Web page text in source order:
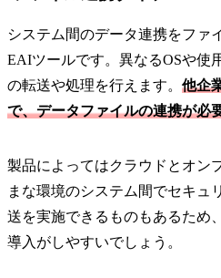
システム間のデータ連携をファ
EAIツールです。異なるOSや使
の転送や処理を行えます。 他企
で、データファイルの連携が必
製品によってはクラウドとオン
まな環境のシステム間でセキュ
送を実施できるものもあるため
導入がしやすいでしょう。